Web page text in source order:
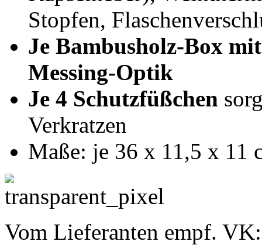
Stopfen,
Je Bambusholz-Box
Messing-Optik
Je 4 Schutzfüßchen
Verkratzen
Maße: je 36 x 11,5 x 11
Vom Lieferanten empf.